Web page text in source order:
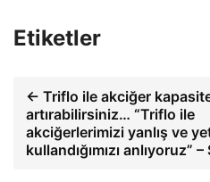
Etiketler
← Triflo ile akciğer
artırabilirsiniz… “Triflo ile
akciğerlerimizi yanlış ve
kullandığımızı anlıyoruz” –